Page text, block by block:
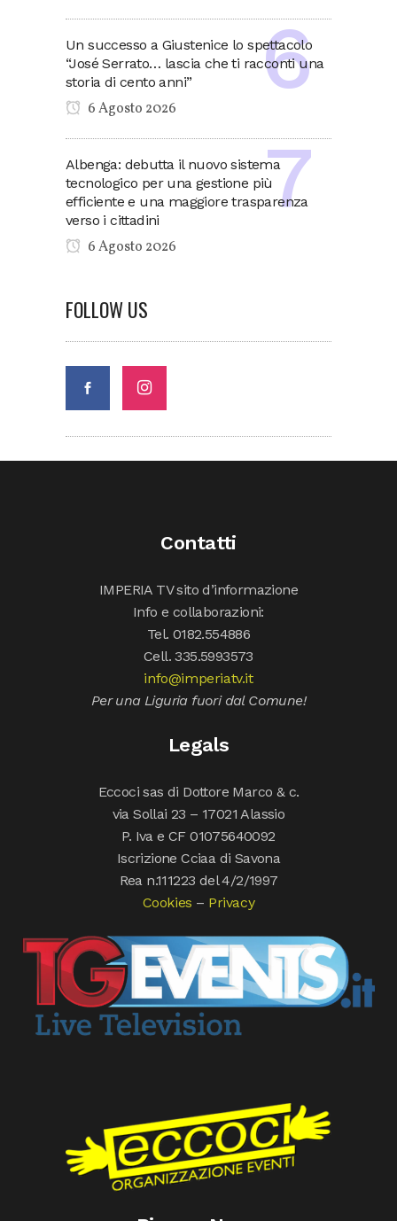
Un successo a Giustenice lo spettacolo
“José Serrato… lascia che ti racconti una
storia di cento anni”
6 Agosto 2026
Albenga: debutta il nuovo sistema
tecnologico per una gestione più
efficiente e una maggiore trasparenza
verso i cittadini
6 Agosto 2026
FOLLOW US
Contatti
IMPERIA TV sito d’informazione
Info e collaborazioni:
Tel. 0182.554886
Cell. 335.5993573
info@imperiatv.it
Per una Liguria fuori dal Comune!
Legals
Eccoci sas di Dottore Marco & c.
via Sollai 23 – 17021 Alassio
P. Iva e CF 01075640092
Iscrizione Cciaa di Savona
Rea n.111223 del 4/2/1997
Cookies – Privacy